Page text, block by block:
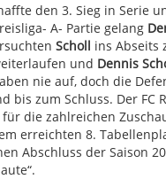
den 3. Sieg in Serie
A- Partie gelang
Scholl ins Abseits
und Dennis
nie auf, doch die
bis zum Schluss. Der
die zahlreichen
erreichten 8.
Abschluss der Saison